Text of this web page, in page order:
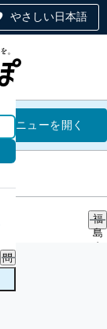
やさしい日本語
問
い
福島支部
メニューを開く
福
島